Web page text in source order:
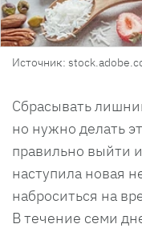
Источник:
Сбрасывать
но нужно делать
правильно выйти
наступила новая
наброситься на
В течение семи